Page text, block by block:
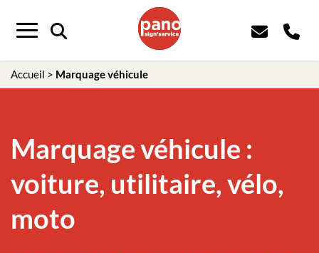
Menu
Accueil > Marquage véhicule
Marquage véhicule :
voiture, utilitaire, vélo,
moto
Panneau de gestion des cookies